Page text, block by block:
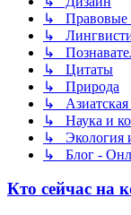
↳ Правовые
↳
↳
↳ Цитаты
↳ Природа
↳ Азиатская
↳ Наука и
↳ Экология
↳ Блог -
Кто сейчас на